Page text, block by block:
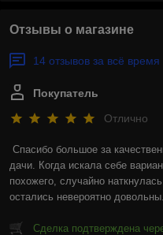
Отзывы о магазине
14 отзывов за всё время
Покупатель
Отлично
Спасибо большое за
дачи. Когда искала себе
похожего, случайно
остались невероятно
Сделка подтверждена